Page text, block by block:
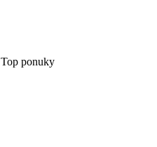
Top ponuky